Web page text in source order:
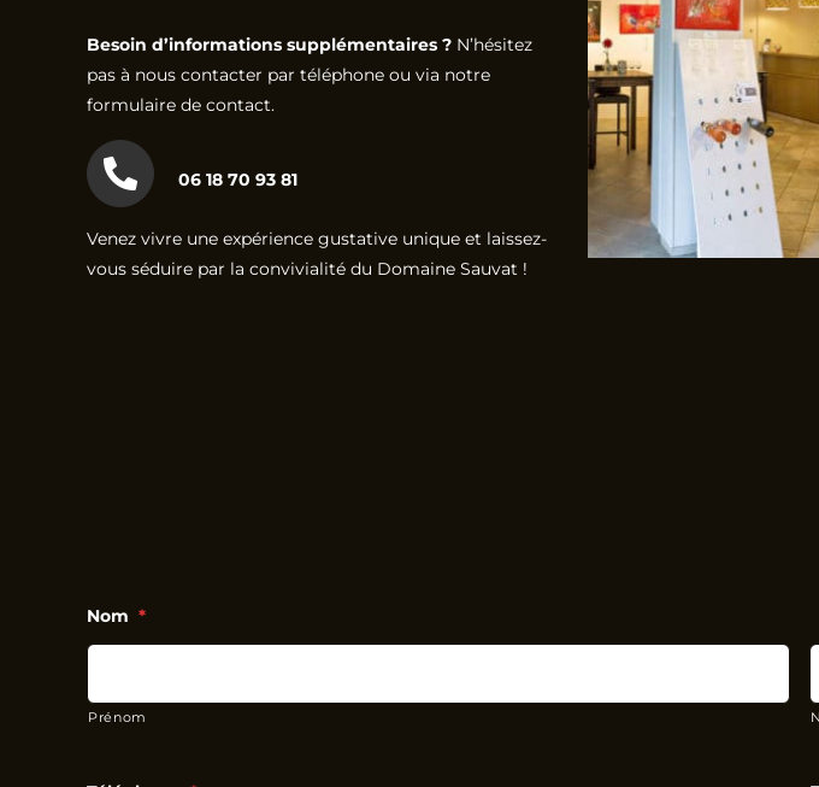
Besoin d’informations supplémentaires ?N’hésitez
pas à nous contacter par téléphone ou via notre
formulaire de contact.
06 18 70 93 81
Venez vivre une expérience gustative unique et laissez-
vous séduire par la convivialité du Domaine Sauvat !
Nom *
Prénom